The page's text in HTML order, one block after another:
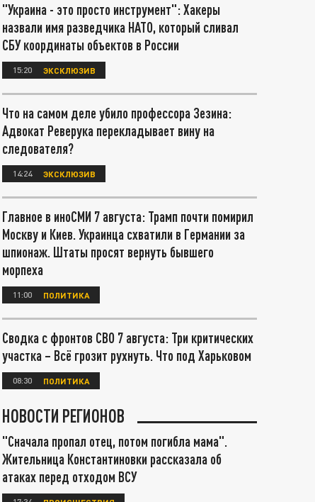
"Украина - это просто инструмент": Хакеры
назвали имя разведчика НАТО, который сливал
СБУ координаты объектов в России
15:20 ЭКСКЛЮЗИВ
Что на самом деле убило профессора Зезина:
Адвокат Реверука перекладывает вину на
следователя?
14:24 ЭКСКЛЮЗИВ
Главное в иноСМИ 7 августа: Трамп почти помирил
Москву и Киев. Украинца схватили в Германии за
шпионаж. Штаты просят вернуть бывшего
морпеха
11:00 ПОЛИТИКА
Сводка с фронтов СВО 7 августа: Три критических
участка – Всё грозит рухнуть. Что под Харьковом
08:30 ПОЛИТИКА
НОВОСТИ РЕГИОНОВ
"Сначала пропал отец, потом погибла мама".
Жительница Константиновки рассказала об
атаках перед отходом ВСУ